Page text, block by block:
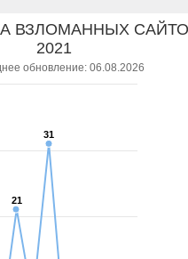
ВЗЛОМАННЫХ
2021
обновление: 06.08.2026
21
21
31
31